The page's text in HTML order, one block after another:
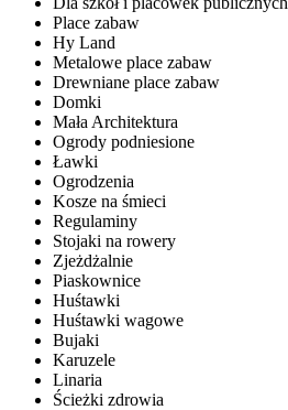
Place zabaw
Hy Land
Metalowe place zabaw
Drewniane place zabaw
Domki
Mała Architektura
Ogrody podniesione
Ławki
Ogrodzenia
Kosze na śmieci
Regulaminy
Stojaki na rowery
Zjeżdżalnie
Piaskownice
Huśtawki
Huśtawki wagowe
Bujaki
Karuzele
Linaria
Ścieżki zdrowia